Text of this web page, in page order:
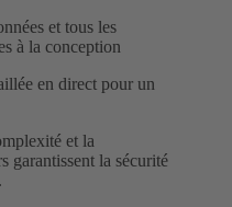
et tous les
à la conception
en direct pour un
et la
garantissent la sécurité